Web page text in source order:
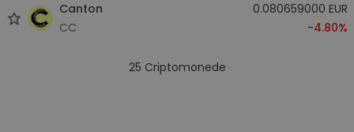
Canton
CC
0.080659000 EUR
-4.80%
25 Criptomonede